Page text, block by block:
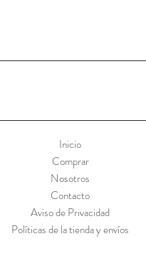
Inicio
Comprar
Nosotros
Contacto
Aviso de Privacidad
Políticas de la tienda y envíos